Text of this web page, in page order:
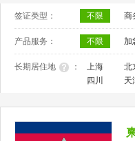
签证类型： 不限 商
产品服务： 不限 加
长期居住地 ： 上海 北
四川
天